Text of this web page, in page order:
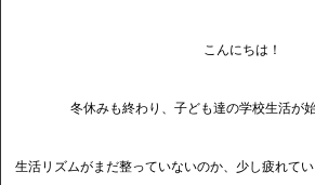
こんにちは！
冬休みも終わり、子ども達の学校生活が
生活リズムがまだ整っていないのか、少し疲れてい